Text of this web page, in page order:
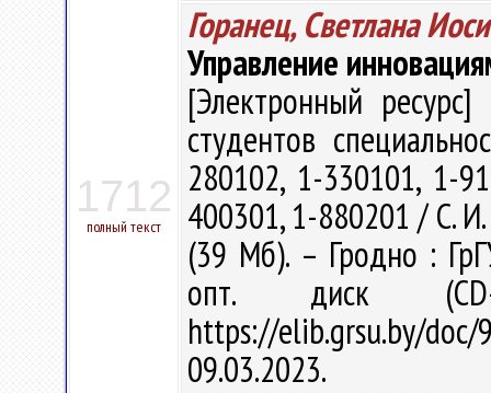
1712
полный текст
Горанец, Светлана
Управление
[Электронный
студентов
280102, 1-330101, 1-
400301, 1-880201 / С. И.
(39 Мб). – Гродно :
опт. диск
https://elib.grsu.by/
09.03.2023.